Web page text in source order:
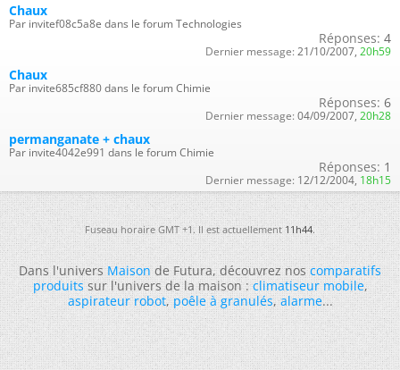
Chaux
Par invitef08c5a8e dans le forum Technologies
Réponses: 4
Dernier message: 21/10/2007, 20h59
Chaux
Par invite685cf880 dans le forum Chimie
Réponses: 6
Dernier message: 04/09/2007, 20h28
permanganate + chaux
Par invite4042e991 dans le forum Chimie
Réponses: 1
Dernier message: 12/12/2004, 18h15
Fuseau horaire GMT +1. Il est actuellement11h44.
Dans l'universMaisonde Futura, découvrez noscomparatifs
produitssur l'univers de la maison :climatiseur mobile,
aspirateur robot,poêle à granulés,alarme...